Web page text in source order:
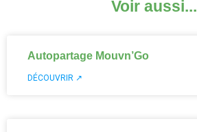
Voir aussi...
Autopartage Mouvn’Go
DÉCOUVRIR ↗